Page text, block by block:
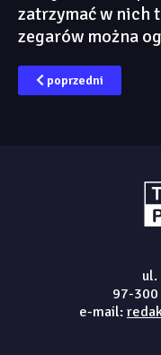
zatrzymać w nich
zegarów można
poprzedni
ul.
97-300
e-mail: